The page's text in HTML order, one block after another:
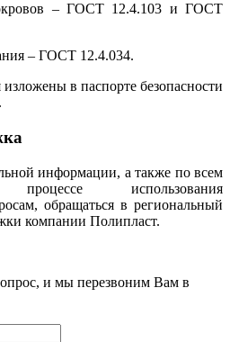
– ГОСТ 12.4.103 и ГОСТ
– ГОСТ 12.4.034.
в паспорте безопасности
информации, а также по всем
использования
обращаться в региональный
компании Полипласт.
и мы перезвоним Вам в